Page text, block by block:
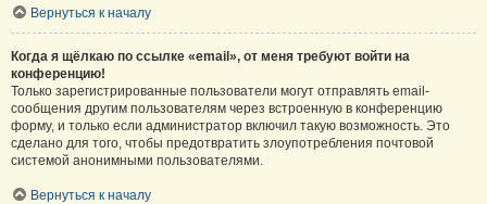
Вернуться к началу
Когда я щёлкаю по ссылке «email», от меня требуют войти на
конференцию!
Только зарегистрированные пользователи могут отправлять email-
сообщения другим пользователям через встроенную в конференцию
форму, и только если администратор включил такую возможность. Это
сделано для того, чтобы предотвратить злоупотребления почтовой
системой анонимными пользователями.
Вернуться к началу